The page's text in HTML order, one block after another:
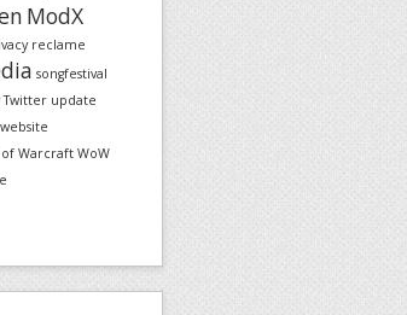
ModX
reclame
songfestival
Twitter update
website
Warcraft WoW